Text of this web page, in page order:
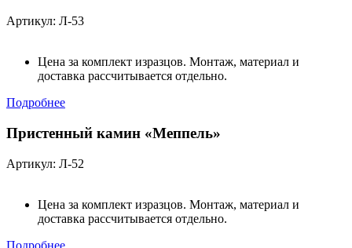
Артикул: Л-53
Цена за комплект изразцов. Монтаж, материал и
доставка рассчитывается отдельно.
Подробнее
Пристенный камин «Меппель»
Артикул: Л-52
Цена за комплект изразцов. Монтаж, материал и
доставка рассчитывается отдельно.
Подробнее